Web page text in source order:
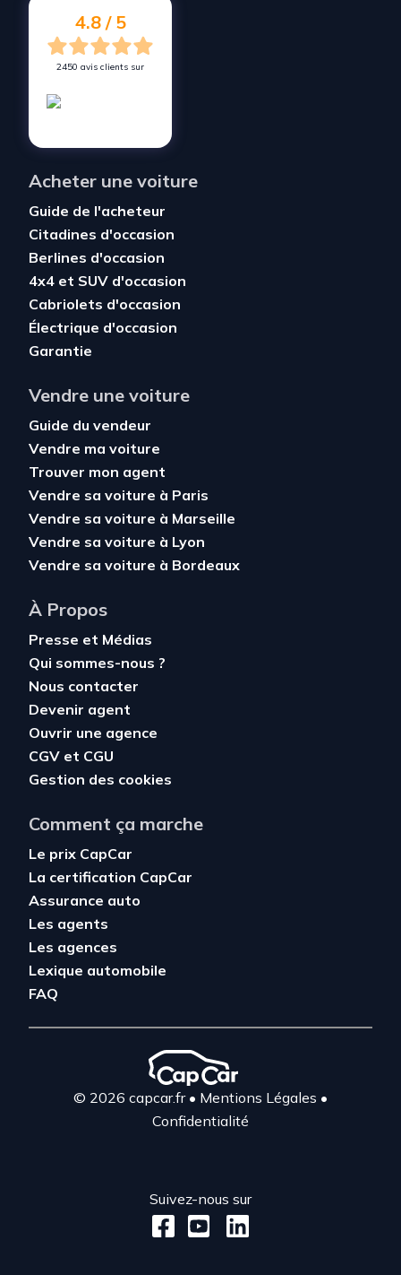
4.8 / 5
2450 avis clients sur
Acheter une voiture
Guide de l'acheteur
Citadines d'occasion
Berlines d'occasion
4x4 et SUV d'occasion
Cabriolets d'occasion
Électrique d'occasion
Garantie
Vendre une voiture
Guide du vendeur
Vendre ma voiture
Trouver mon agent
Vendre sa voiture à Paris
Vendre sa voiture à Marseille
Vendre sa voiture à Lyon
Vendre sa voiture à Bordeaux
À Propos
Presse et Médias
Qui sommes-nous ?
Nous contacter
Devenir agent
Ouvrir une agence
CGV et CGU
Gestion des cookies
Comment ça marche
Le prix CapCar
La certification CapCar
Assurance auto
Les agents
Les agences
Lexique automobile
FAQ
© 2026 capcar.fr• Mentions Légales •
Confidentialité
Suivez-nous sur